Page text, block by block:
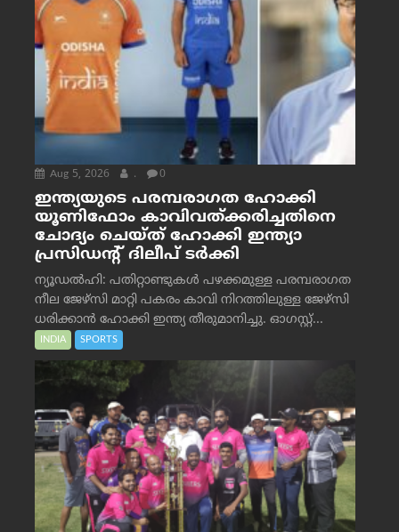
Aug 5, 2026 . 0
ഇന്ത്യയുടെ പരമ്പരാഗത ഹോക്കി
യൂണിഫോം കാവിവത്ക്കരിച്ചതിനെ
ചോദ്യം ചെയ്ത് ഹോക്കി ഇന്ത്യാ
പ്രസിഡന്റ് ദിലീപ് ടര്‍ക്കി
ന്യൂഡൽഹി: പതിറ്റാണ്ടുകൾ പഴക്കമുള്ള പരമ്പരാഗത
നീല ജേഴ്‌സി മാറ്റി പകരം കാവി നിറത്തിലുള്ള ജേഴ്‌സി
ധരിക്കാൻ ഹോക്കി ഇന്ത്യ തീരുമാനിച്ചു. ഓഗസ്റ്റ്...
INDIA SPORTS